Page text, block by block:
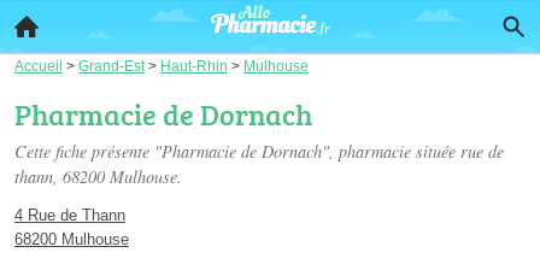
Accueil > Grand-Est > Haut-Rhin > Mulhouse
Pharmacie de Dornach
Cette fiche présente "Pharmacie de Dornach", pharmacie située rue de
thann, 68200 Mulhouse.
4 Rue de Thann
68200 Mulhouse